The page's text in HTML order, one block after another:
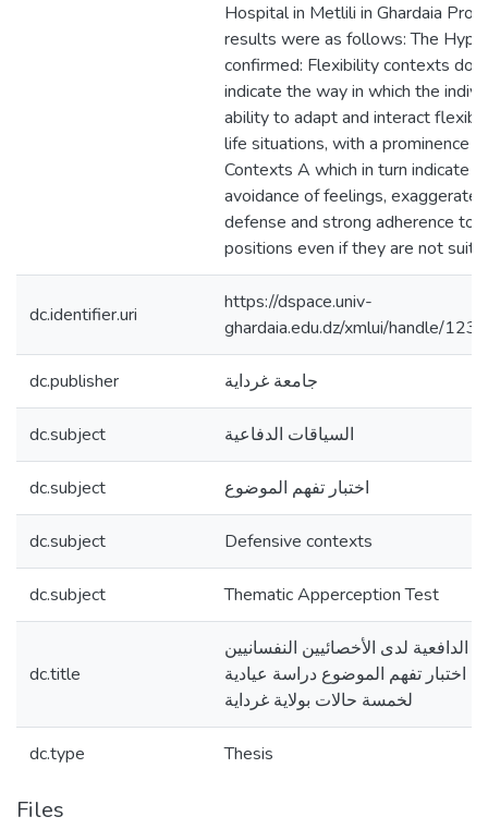
Hospital in Metlili in Ghardaia
results were as follows: The
confirmed: Flexibility contexts
indicate the way in which the
ability to adapt and interact
life situations, with a prominence
Contexts A which in turn indicate
avoidance of feelings,
defense and strong adherence to
positions even if they are not
dc.identifier.uri
https://dspace.univ-
ghardaia.edu.dz/xmlui/handle/
dc.publisher جامعة غرداية
dc.subject السياقات الدفاعية
dc.subject اختبار تفهم الموضوع
dc.subject Defensive contexts
dc.subject Thematic Apperception Test
dc.title
لدى الأخصائيين النفسانيين
اختبار تفهم الموضوع دراسة عيادية
لخمسة حالات بولاية غرداية
dc.type Thesis
Files